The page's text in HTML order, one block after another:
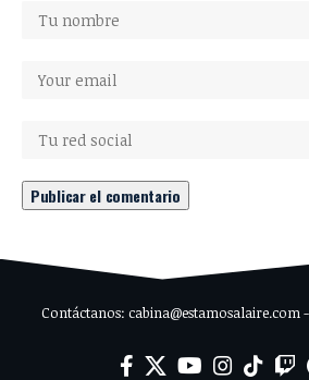
Contáctanos: cabina@estamosalaire.com